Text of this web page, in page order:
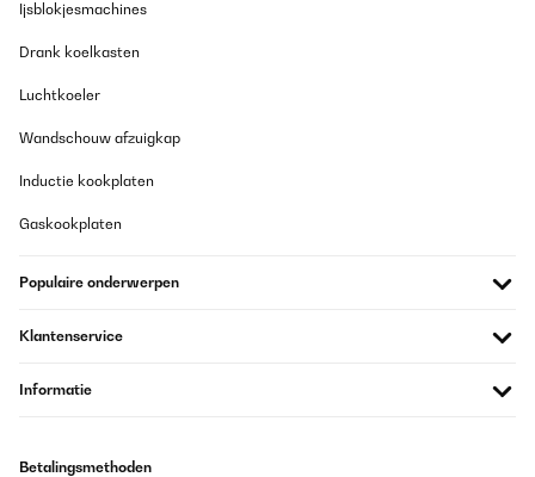
Ijsblokjesmachines
Drank koelkasten
Luchtkoeler
Wandschouw afzuigkap
Inductie kookplaten
Gaskookplaten
Populaire onderwerpen
Klantenservice
Informatie
Betalingsmethoden